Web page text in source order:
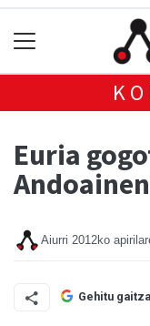
Euria
Aiurri 2012ko
Gehitu